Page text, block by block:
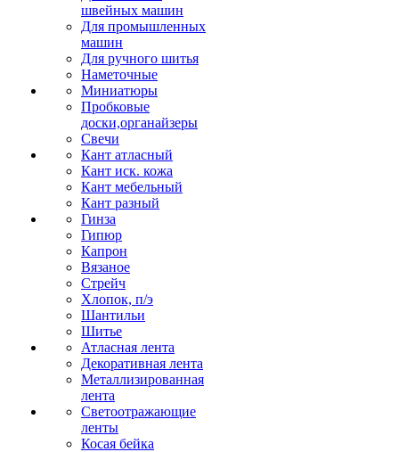
швейных машин
Для промышленных
машин
Для ручного шитья
Наметочные
Миниатюры
Пробковые
доски,органайзеры
Свечи
Кант атласный
Кант иск. кожа
Кант мебельный
Кант разный
Гинза
Гипюр
Капрон
Вязаное
Стрейч
Хлопок, п/э
Шантильи
Шитье
Атласная лента
Декоративная лента
Металлизированная
лента
Светоотражающие
ленты
Косая бейка